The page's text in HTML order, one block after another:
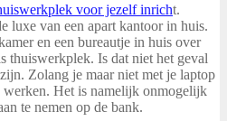
voor jezelf inricht.
luxe van een apart kantoor in huis.
en een bureautje in huis over
thuiswerkplek. Is dat niet het geval
Zolang je maar niet met je laptop
werken. Het is namelijk onmogelijk
te nemen op de bank.